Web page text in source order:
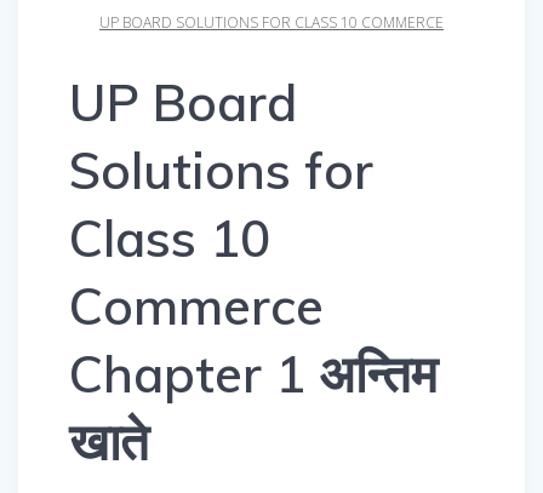
UP BOARD SOLUTIONS FOR CLASS 10 COMMERCE
UP Board
Solutions for
Class 10
Commerce
Chapter 1 अन्तिम
खाते